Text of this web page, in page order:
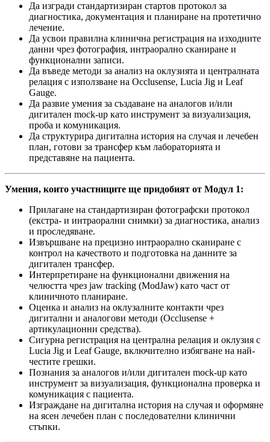
Да изгради стандартизиран стартов протокол за
диагностика, документация и планиране на протетично
лечение.
Да усвои правилна клинична регистрация на изходните
данни чрез фотография, интраорално сканиране и
функционални записи.
Да въведе методи за анализ на оклузията и централната
релация с използване на Occlusense, Lucia Jig и Leaf
Gauge.
Да развие умения за създаване на аналогов и/или
дигитален mock-up като инструмент за визуализация,
проба и комуникация.
Да структурира дигитална история на случая и лечебен
план, готови за трансфер към лабораторията и
представяне на пациента.
Умения, които участниците ще придобият от Модул 1:
Прилагане на стандартизиран фотографски протокол
(екстра- и интраорални снимки) за диагностика, анализ
и проследяване.
Извършване на прецизно интраорално сканиране с
контрол на качеството и подготовка на данните за
дигитален трансфер.
Интерпретиране на функционални движения на
челюстта чрез jaw tracking (ModJaw) като част от
клиничното планиране.
Оценка и анализ на оклузалните контакти чрез
дигитални и аналогови методи (Occlusense +
артикулационни средства).
Сигурна регистрация на централна релация и оклузия с
Lucia Jig и Leaf Gauge, включително избягване на най-
честите грешки.
Познания за аналогов и/или дигитален mock-up като
инструмент за визуализация, функционална проверка и
комуникация с пациента.
Изграждане на дигитална история на случая и оформяне
на ясен лечебен план с последователни клинични
стъпки.